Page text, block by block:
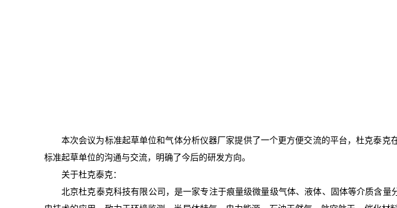
本次会议为标准起草单位和气体分析仪器厂家提供了一个更方便交流的平台，杜克泰
标准起草单位的沟通与交流，明确了今后的研发方向。
关于杜克泰克：
北京杜克泰克科技有限公司，是一家专注于痕量级微量级气体、液体、固体等介质含